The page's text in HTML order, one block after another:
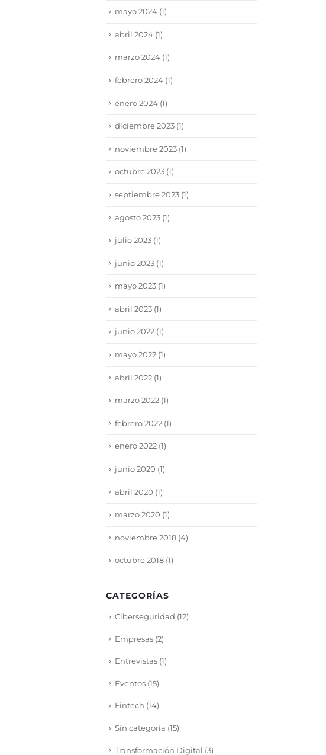
mayo 2024 (1)
abril 2024 (1)
marzo 2024 (1)
febrero 2024 (1)
enero 2024 (1)
diciembre 2023 (1)
noviembre 2023 (1)
octubre 2023 (1)
septiembre 2023 (1)
agosto 2023 (1)
julio 2023 (1)
junio 2023 (1)
mayo 2023 (1)
abril 2023 (1)
junio 2022 (1)
mayo 2022 (1)
abril 2022 (1)
marzo 2022 (1)
febrero 2022 (1)
enero 2022 (1)
junio 2020 (1)
abril 2020 (1)
marzo 2020 (1)
noviembre 2018 (4)
octubre 2018 (1)
CATEGORÍAS
Ciberseguridad (12)
Empresas (2)
Entrevistas (1)
Eventos (15)
Fintech (14)
Sin categoría (15)
Transformación Digital (3)